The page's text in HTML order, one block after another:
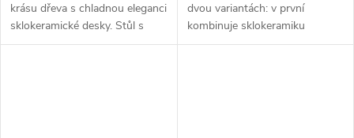
krásu dřeva s chladnou eleganci
sklokeramické desky. Stůl s
výrazným, ale zároveň
dvou variantách: v první
kombinuje sklokeramiku
s masivním dřevem pro hřejivou